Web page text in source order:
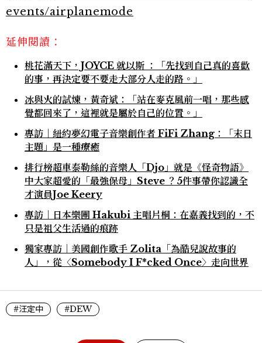
events/airplanemode
延伸閱讀：
桃花滿天下，JOYCE 就以斯 ：「先找到自己真的喜歡
的事，再決定要不要走大部分人走的路。」
冰與火的試煉，黃奇斌：「站在麥克風前一唱，那些感
覺都回來了，這裡就是屬於自己的位置。」
專訪｜紐約夢幻電子音樂創作者 FiFi Zhang：「末日
主題」是一種療癒
排行榜超車泰勒絲的音樂人「Djo」就是《怪奇物語》
中大家超愛的「最強保母」Steve ？5件事帶你認識全
才演員Joe Keery
專訪｜日本樂團 Hakubi 主唱片桐：在嘉義找到的，不
只是祖父生活過的痕跡
獨家專訪｜美國創作歌手 Zolita「為酷兒說故事的
人」，從〈Somebody I F*cked Once〉走向世界
#汪定中 #DEW